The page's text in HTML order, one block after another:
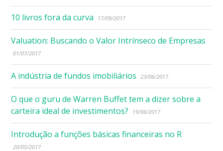
10 livros fora da curva 17/09/2017
Valuation: Buscando o Valor Intrínseco de Empresas
01/07/2017
A indústria de fundos imobiliários 23/06/2017
O que o guru de Warren Buffet tem a dizer sobre a
carteira ideal de investimentos?
19/06/2017
Introdução a funções básicas financeiras no R
20/05/2017